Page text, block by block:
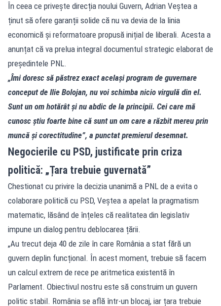
În ceea ce privește direcția noului Guvern, Adrian Veștea a
ținut să ofere garanții solide că nu va devia de la linia
economică și reformatoare propusă inițial de liberali. Acesta a
anunțat că va prelua integral documentul strategic elaborat de
președintele PNL.
„Îmi doresc să păstrez exact același program de guvernare
conceput de Ilie Bolojan, nu voi schimba nicio virgulă din el.
Sunt un om hotărât și nu abdic de la principii. Cei care mă
cunosc știu foarte bine că sunt un om care a răzbit mereu prin
muncă și corectitudine”, a punctat premierul desemnat.
Negocierile cu PSD, justificate prin criza
politică: „Țara trebuie guvernată”
Chestionat cu privire la decizia unanimă a PNL de a evita o
colaborare politică cu PSD, Veștea a apelat la pragmatism
matematic, lăsând de înțeles că realitatea din legislativ
impune un dialog pentru deblocarea țării.
„Au trecut deja 40 de zile în care România a stat fără un
guvern deplin funcțional. În acest moment, trebuie să facem
un calcul extrem de rece pe aritmetica existentă în
Parlament. Obiectivul nostru este să construim un guvern
politic stabil. România se află într-un blocaj, iar țara trebuie